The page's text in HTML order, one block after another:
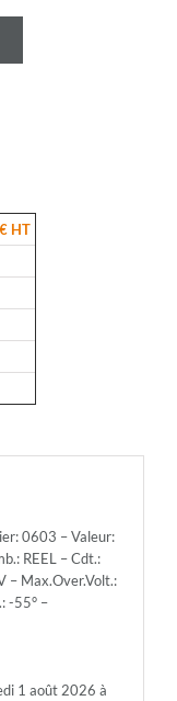
HT
0603 – Valeur:
REEL – Cdt.:
– Max.Over.Volt.:
-55° –
1 août 2026 à